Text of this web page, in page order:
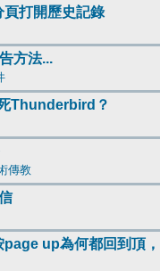
打開歷史記錄
方法...
Thunderbird？
傳教
up為何都回到頂，